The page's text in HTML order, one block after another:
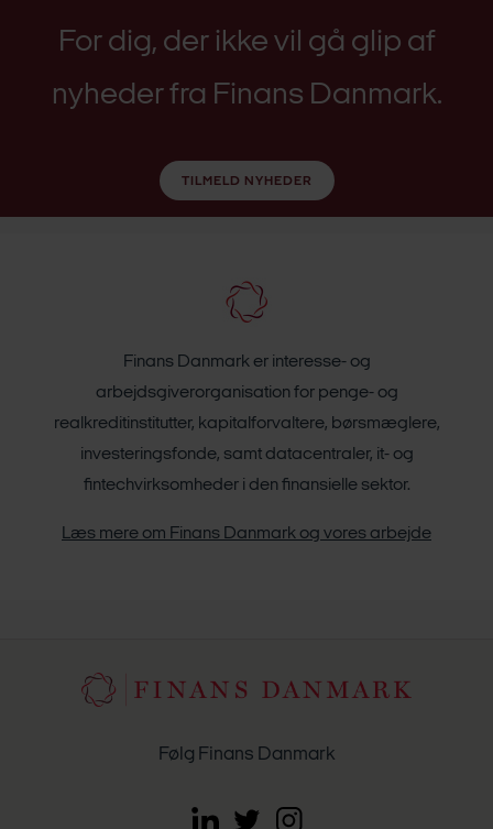
For dig, der ikke vil gå glip af
nyheder fra Finans Danmark.
TILMELD NYHEDER
Finans Danmark er interesse- og
arbejdsgiverorganisation for penge- og
realkreditinstitutter, kapitalforvaltere, børsmæglere,
investeringsfonde, samt datacentraler, it- og
fintechvirksomheder i den finansielle sektor.
Læs mere om Finans Danmark og vores arbejde
Følg Finans Danmark